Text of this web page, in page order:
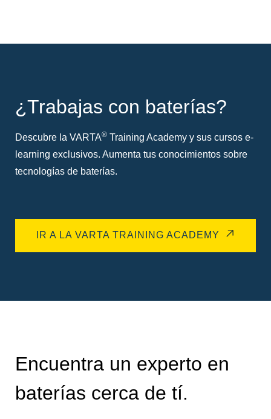
¿Trabajas con baterías?
Descubre la VARTA® Training Academy y sus cursos e-
learning exclusivos. Aumenta tus conocimientos sobre
tecnologías de baterías.
IR A LA VARTA TRAINING ACADEMY
Encuentra un experto en
baterías cerca de tí.